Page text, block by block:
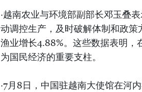
·越南农业与环境部副部长邓玉叠
动调控生产，及时破解体制和政策
渔业增长4.88%。这些数据表明，
为国民经济的重要支柱。
·7月8日，中国驻越南大使馆在河